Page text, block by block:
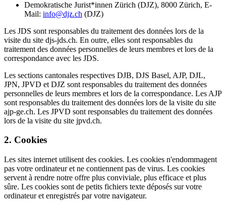
Demokratische Jurist*innen Zürich (DJZ), 8000 Zürich, E-
Mail: info@djz.ch (DJZ)
Les JDS sont responsables du traitement des données lors de la
visite du site djs-jds.ch. En outre, elles sont responsables du
traitement des données personnelles de leurs membres et lors de la
correspondance avec les JDS.
Les sections cantonales respectives DJB, DJS Basel, AJP, DJL,
JPN, JPVD et DJZ sont responsables du traitement des données
personnelles de leurs membres et lors de la correspondance. Les AJP
sont responsables du traitement des données lors de la visite du site
ajp-ge.ch. Les JPVD sont responsables du traitement des données
lors de la visite du site jpvd.ch.
2. Cookies
Les sites internet utilisent des cookies. Les cookies n'endommagent
pas votre ordinateur et ne contiennent pas de virus. Les cookies
servent à rendre notre offre plus conviviale, plus efficace et plus
sûre. Les cookies sont de petits fichiers texte déposés sur votre
ordinateur et enregistrés par votre navigateur.